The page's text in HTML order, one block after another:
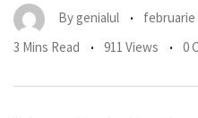
Bygenialul februarie
3 Mins Read
911 Views 0